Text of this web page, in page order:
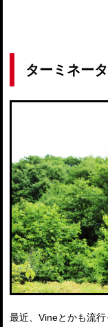
ターミネー
最近、Vineとかも流